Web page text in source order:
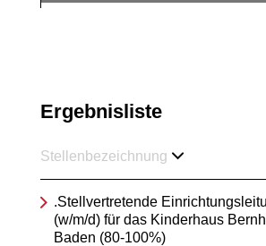
Ergebnisliste
Stellenbezeichnung
.Stellvertretende
(w/m/d) für das Kinderhaus
Baden (80-100%)